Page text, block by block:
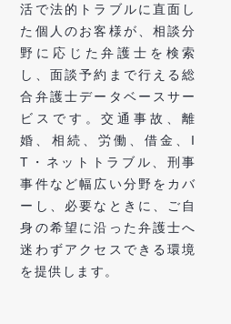
活で法的トラブルに直面し
た個人のお客様が、相談分
野に応じた弁護士を検索
し、面談予約まで行える総
合弁護士データベースサー
ビスです。交通事故、離
婚、相続、労働、借金、I
T・ネットトラブル、刑事
事件など幅広い分野をカバ
ーし、必要なときに、ご自
身の希望に沿った弁護士へ
迷わずアクセスできる環境
を提供します。